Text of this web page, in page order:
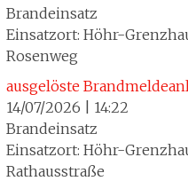
Brandeinsatz
Einsatzort: Höhr-
Rosenweg
ausgelöste
14/07/2026
14:22
Brandeinsatz
Einsatzort: Höhr-
Rathausstraße